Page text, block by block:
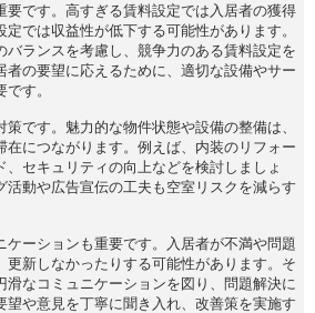
要です。高すぎる賃料設定では入居者の獲得
では収益性が低下する可能性があります。
バランスを考慮し、競争力のある賃料設定を
者の要望に応えるために、適切な設備やサー
す。
です。魅力的な物件状態や設備の整備は、
在につながります。例えば、内装のリフォー
、セキュリティの向上などを検討しましょ
活動や広告宣伝の工夫も空室リスクを減らす
ケーションも重要です。入居者が不満や問題
更新しなかったりする可能性があります。そ
滑なコミュニケーションを図り、問題解決に
望や意見を丁寧に聞き入れ、改善策を実施す